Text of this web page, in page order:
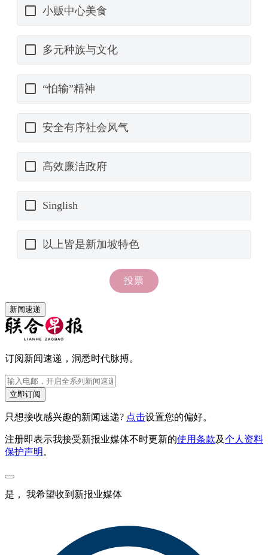
新闻速递
订阅新闻速递，洞悉时代脉搏。
立即订阅
只想接收感兴趣的新闻速递? 点击设置您的偏好。
注册即表示我接受新报业媒体不时更新的使用条款及个人资料
保护声明 。
是， 我希望收到新报业媒体